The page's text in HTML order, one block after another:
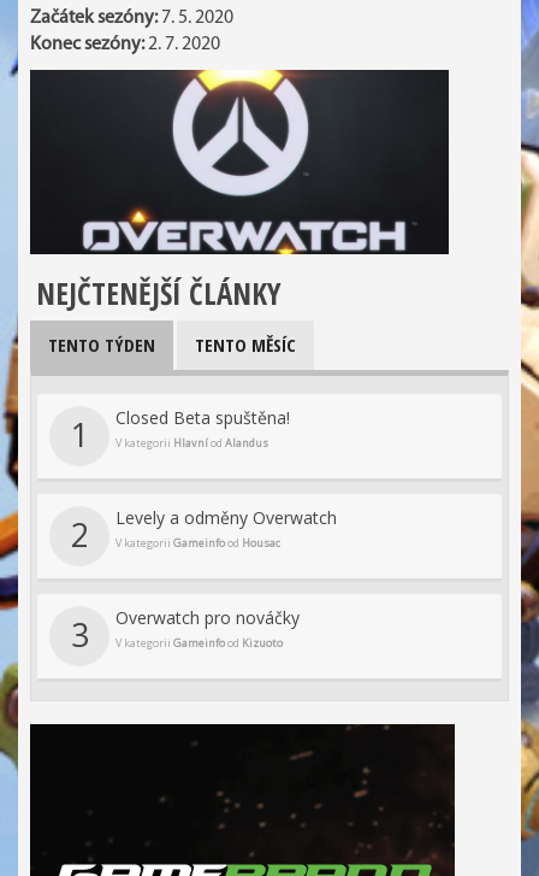
Začátek sezóny:7. 5. 2020
Konec sezóny:2. 7. 2020
NEJČTENĚJŠÍ ČLÁNKY
TENTO TÝDEN TENTO MĚSÍC
1 Closed Beta spuštěna!
V kategorii Hlavníod Alandus
2 Levely a odměny Overwatch
V kategorii Gameinfood Housac
3 Overwatch pro nováčky
V kategorii Gameinfood Kizuoto